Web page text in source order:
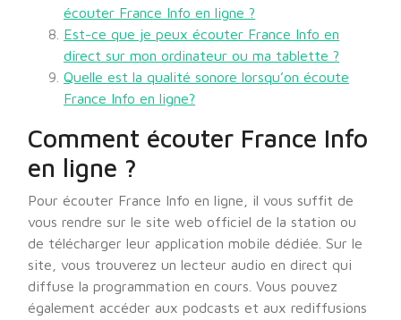
écouter France Info en ligne ?
Est-ce que je peux écouter France Info en
direct sur mon ordinateur ou ma tablette ?
Quelle est la qualité sonore lorsqu’on écoute
France Info en ligne?
Comment écouter France Info
en ligne ?
Pour écouter France Info en ligne, il vous suffit de
vous rendre sur le site web officiel de la station ou
de télécharger leur application mobile dédiée. Sur le
site, vous trouverez un lecteur audio en direct qui
diffuse la programmation en cours. Vous pouvez
également accéder aux podcasts et aux rediffusions